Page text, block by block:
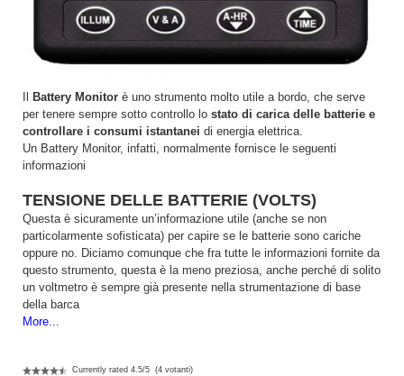
Battery Monitor è uno strumento molto utile a bordo, che serve
per tenere sempre sotto controllo lo stato di carica delle batterie e
controllare i consumi istantanei di energia elettrica.
Un Battery Monitor, infatti, normalmente fornisce le seguenti
informazioni
TENSIONE DELLE BATTERIE (VOLTS)
Questa è sicuramente un’informazione utile (anche se non
particolarmente sofisticata) per capire se le batterie sono cariche
oppure no. Diciamo comunque che fra tutte le informazioni fornite da
questo strumento, questa è la meno preziosa, anche perché di solito
un voltmetro è sempre già presente nella strumentazione di base
della barca
More...
Currently rated 4.5/5 (4 votanti)